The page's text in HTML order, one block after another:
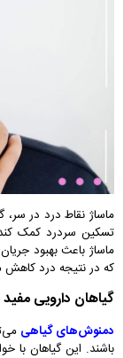
ماساژ نقاط درد در
تسکین سردرد کمک
ماساژ باعث بهبود
که در نتیجه درد کاهش
گیاهان دارویی
دمنوش‌های گیاهی
باشند. این گیاهان با